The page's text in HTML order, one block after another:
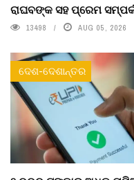
ରାଘବଙ୍କ ସହ ପ୍ରେମ
13498 AUG 05, 2026
ଦେଶ-ଦେଶାନ୍ତର